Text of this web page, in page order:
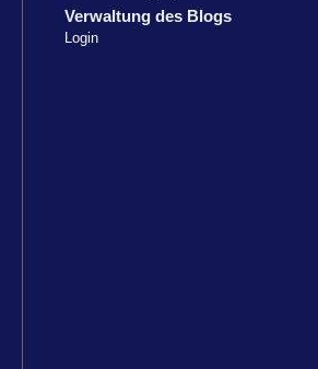
Verwaltung des Blogs
Login